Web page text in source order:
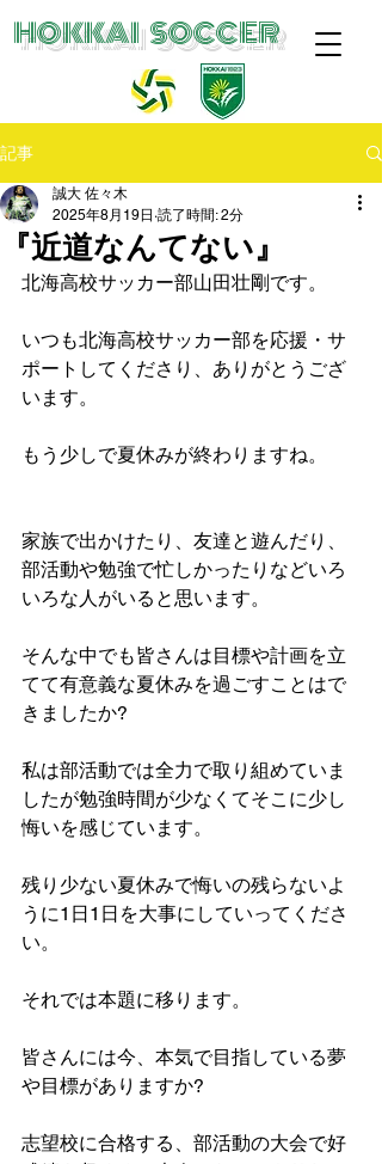
​HOKKAI SOCCER
記事
『近道なんてない』
誠大 佐々木
2025年8月19日 読了時間: 2分
北海高校サッカー部山田壮剛です。
いつも北海高校サッカー部を応援・サ
ポートしてくださり、ありがとうござ
います。
もう少しで夏休みが終わりますね。
家族で出かけたり、友達と遊んだり、
部活動や勉強で忙しかったりなどいろ
いろな人がいると思います。
そんな中でも皆さんは目標や計画を立
てて有意義な夏休みを過ごすことはで
きましたか?
私は部活動では全力で取り組めていま
したが勉強時間が少なくてそこに少し
悔いを感じています。
残り少ない夏休みで悔いの残らないよ
うに1日1日を大事にしていってくださ
い。
それでは本題に移ります。
皆さんには今、本気で目指している夢
や目標がありますか?
志望校に合格する、部活動の大会で好